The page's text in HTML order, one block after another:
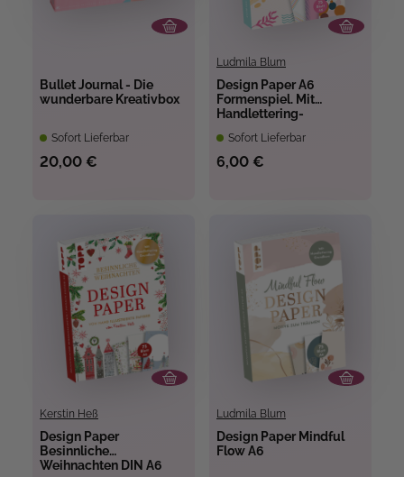
Bullet Journal - Die
wunderbare Kreativbox
Sofort Lieferbar
20,00 €
Ludmila Blum
Design Paper A6
Formenspiel. Mit
Handlettering-
Sofort Lieferbar
6,00 €
Kerstin Heß
Design Paper
Besinnliche
Weihnachten DIN A6
Ludmila Blum
Design Paper Mindful
Flow A6